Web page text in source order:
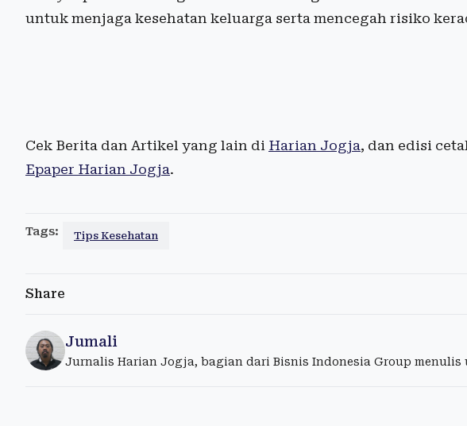
untuk menjaga kesehatan keluarga serta mencegah risiko
Cek Berita dan Artikel yang lain di Harian Jogja, dan edisi
Epaper Harian Jogja.
Tags: Tips Kesehatan
Share
Jumali
Jurnalis Harian Jogja, bagian dari Bisnis Indonesia Group menulis